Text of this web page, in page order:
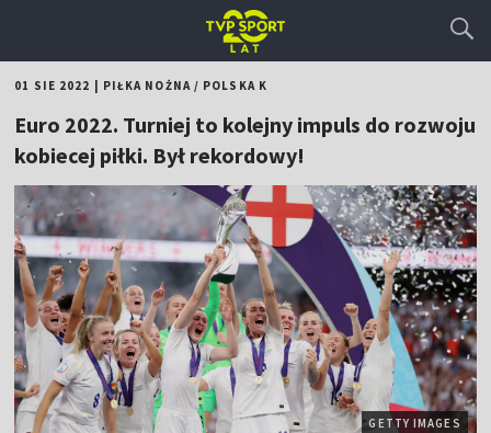
01 SIE 2022 PIŁKA NOŻNA/ POLSKA K
Euro 2022. Turniej to kolejny impuls do rozwoju
kobiecej piłki. Był rekordowy!
GETTY IMAGES